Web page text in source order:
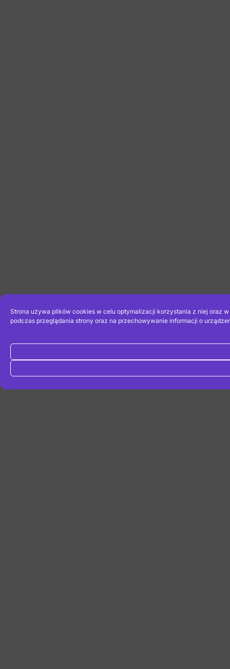
Strona używa plików cookies w celu optymalizacji korzystania z niej oraz
podczas przeglądania strony oraz na przechowywanie informacji o